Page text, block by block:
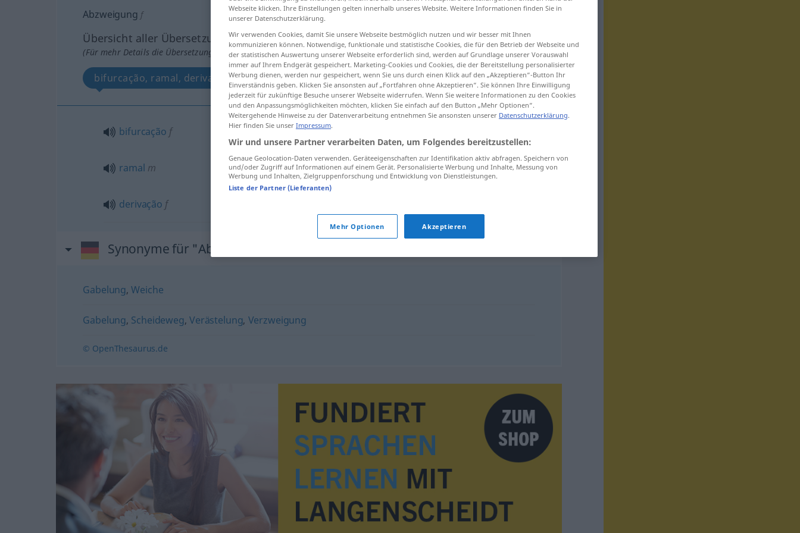
Abzweigung f
Übersicht aller Übersetzungen
(Für mehr Details die Übersetzung anklicken/antippen)
bifurcação, ramal, derivação
bifurcação f
ramal m AbzweigungStrecke
derivação f
Synonyme für "Abzweigung"
Gabelung,Weiche
Gabelung, Scheideweg,Verästelung, Verzweigung
© OpenThesaurus.de
Webseite klicken. Ihre Einstellungen gelten innerhalb unseres Website. Weitere Informationen finden Sie in
unserer Datenschutzerklärung.
Wir verwenden Cookies, damit Sie unsere Webseite bestmöglich nutzen und wir besser mit Ihnen
kommunizieren können. Notwendige, funktionale und statistische Cookies, die für den Betrieb der Webseite und
der statistischen Auswertung unserer Webseite erforderlich sind, werden auf Grundlage unserer Vorauswahl
immer auf Ihrem Endgerät gespeichert. Marketing-Cookies und Cookies, die der Bereitstellung personalisierter
Werbung dienen, werden nur gespeichert, wenn Sie uns durch einen Klick auf den „Akzeptieren“-Button Ihr
Einverständnis geben. Klicken Sie ansonsten auf „Fortfahren ohne Akzeptieren“. Sie können Ihre Einwilligung
jederzeit für zukünftige Besuche unserer Webseite widerrufen. Wenn Sie weitere Informationen zu den Cookies
und den Anpassungsmöglichkeiten möchten, klicken Sie einfach auf den Button „Mehr Optionen“.
Weitergehende Hinweise zu der Datenverarbeitung entnehmen Sie ansonsten unserer Datenschutzerklärung.
Hier finden Sie unser Impressum.
Wir und unsere Partner verarbeiten Daten, um Folgendes bereitzustellen:
Genaue Geolocation-Daten verwenden. Geräteeigenschaften zur Identifikation aktiv abfragen. Speichern von
und/oder Zugriff auf Informationen auf einem Gerät. Personalisierte Werbung und Inhalte, Messung von
Werbung und Inhalten, Zielgruppenforschung und Entwicklung von Dienstleistungen.
Liste der Partner (Lieferanten)
Mehr Optionen Akzeptieren